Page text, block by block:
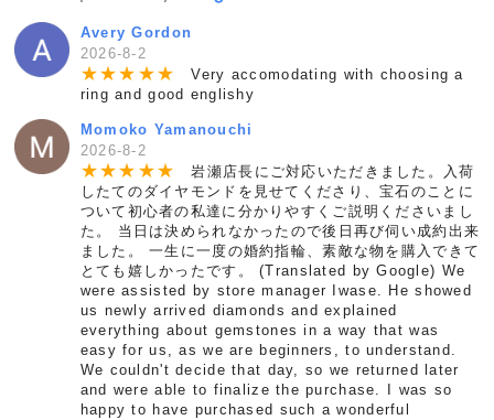
Avery Gordon
2026-8-2
★★★ ★★
Very accomodating with choosing a
ring and good englishy
Momoko Yamanouchi
2026-8-2
★★★ ★★
岩瀬店長にご対応いただきました。入荷
したてのダイヤモンドを見せてくださり、宝石のことに
ついて初心者の私達に分かりやすくご説明くださいまし
た。 当日は決められなかったので後日再び伺い成約出来
ました。 一生に一度の婚約指輪、素敵な物を購入できて
とても嬉しかったです。 (Translated by Google) We
were assisted by store manager Iwase. He showed
us newly arrived diamonds and explained
everything about gemstones in a way that was
easy for us, as we are beginners, to understand.
We couldn't decide that day, so we returned later
and were able to finalize the purchase. I was so
happy to have purchased such a wonderful